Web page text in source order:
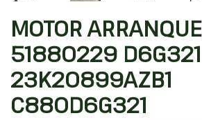
MOTOR ARRANQUE
51880229 D6G321
23K20899AZB1
C880D6G321